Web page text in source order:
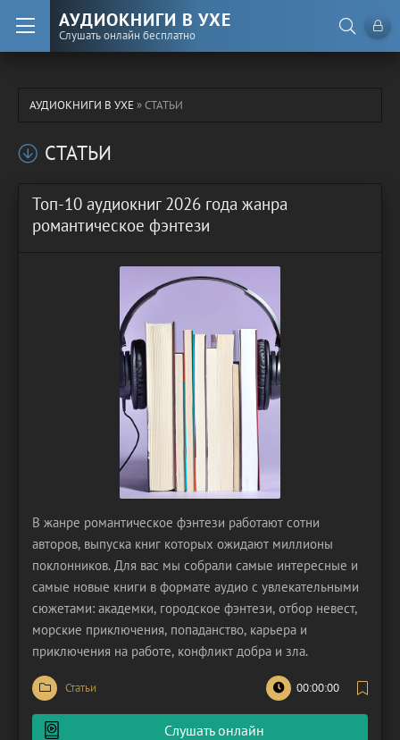
АУДИОКНИГИ В УХЕ
Слушать онлайн бесплатно
АУДИОКНИГИ В УХЕ» СТАТЬИ
СТАТЬИ
Топ-10 аудиокниг 2026 года жанра
романтическое фэнтези
В жанре романтическое фэнтези работают сотни
авторов, выпуска книг которых ожидают миллионы
поклонников. Для вас мы собрали самые интересные и
самые новые книги в формате аудио с увлекательными
сюжетами: академки, городское фэнтези, отбор невест,
морские приключения, попаданство, карьера и
приключения на работе, конфликт добра и зла.
Статьи 00:00:00
Слушать онлайн